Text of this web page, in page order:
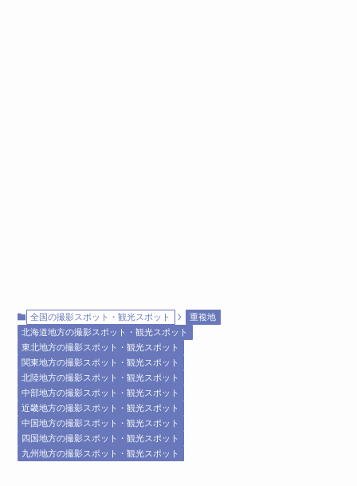
全国の撮影スポット・観光スポット
重複地
北海道地方の撮影スポット・観光スポット
東北地方の撮影スポット・観光スポット
関東地方の撮影スポット・観光スポット
北陸地方の撮影スポット・観光スポット
中部地方の撮影スポット・観光スポット
近畿地方の撮影スポット・観光スポット
中国地方の撮影スポット・観光スポット
四国地方の撮影スポット・観光スポット
九州地方の撮影スポット・観光スポット